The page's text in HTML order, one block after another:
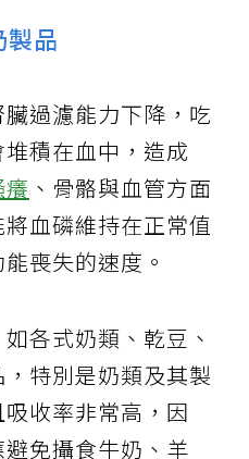
品
過濾能力下降，吃
積在血中，造成
癢 、骨骼與血管方面
血磷維持在正常值
喪失的速度。
各式奶類、乾豆、
特別是奶類及其製
收率非常高，因
免攝食牛奶、羊